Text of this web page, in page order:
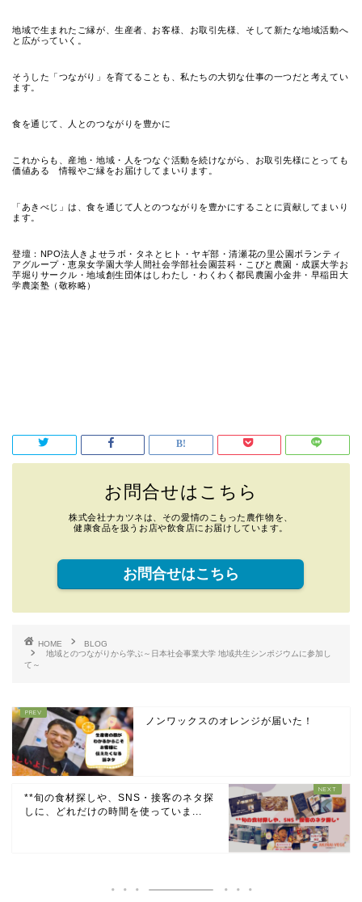
地域で生まれたご縁が、生産者、お客様、お取引先様、そして新たな地域活動へ
と広がっていく。
そうした「つながり」を育てることも、私たちの大切な仕事の一つだと考えてい
ます。
食を通じて、人とのつながりを豊かに
これからも、産地・地域・人をつなぐ活動を続けながら、お取引先様にとっても
価値ある 情報やご縁をお届けしてまいります。
「あきべじ」は、食を通じて人とのつながりを豊かにすることに貢献してまいり
ます。
登壇：NPO法人きよせラボ・タネとヒト・ヤギ部・清瀬花の里公園ボランティ
アグループ・恵泉女学園大学人間社会学部社会園芸科・こびと農園・成蹊大学お
芋堀りサークル・地域創生団体はしわたし・わくわく都民農園小金井・早稲田大
学農楽塾（敬称略）
お問合せはこちら
株式会社ナカツネは、その愛情のこもった農作物を、
健康食品を扱うお店や飲食店にお届けしています。
お問合せはこちら
HOME
BLOG
地域とのつながりから学ぶ～日本社会事業大学 地域共生シンポジウムに参加し
て～
ノンワックスのオレンジが届いた！
**旬の食材探しや、SNS・接客のネタ探
しに、どれだけの時間を使っていま...